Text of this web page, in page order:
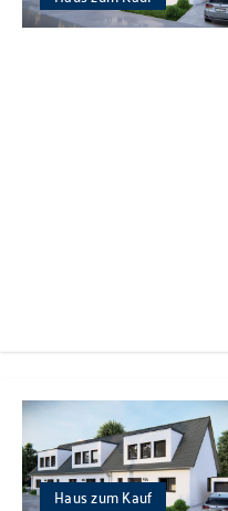
Haus zum Kauf